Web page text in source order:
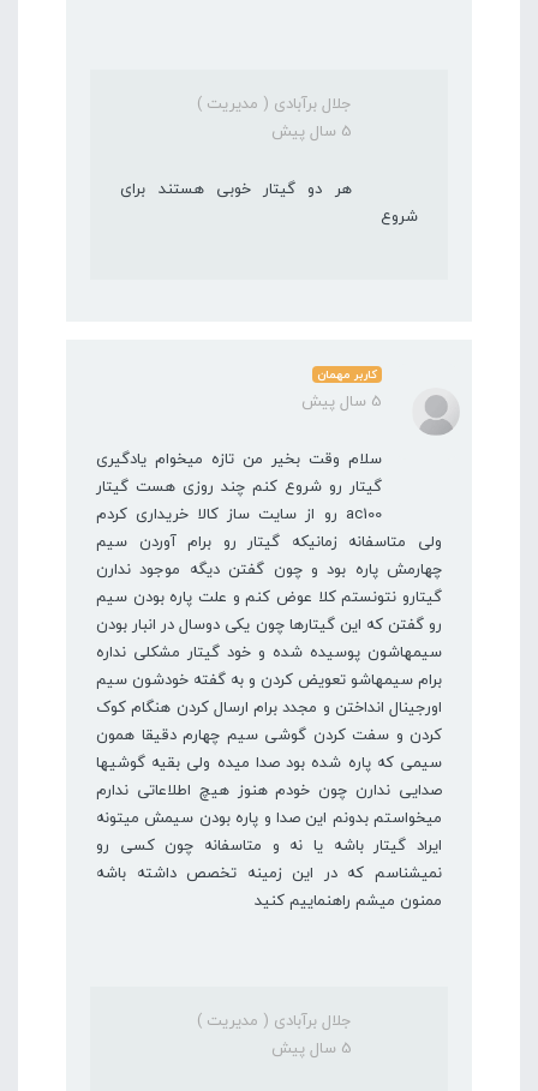
جلال برآبادی ( مدیریت )
5 سال پیش
هر دو گیتار خوبی هستند برای
شروع
کاربر مهمان
5 سال پیش
سلام وقت بخیر من تازه میخوام یادگیری
گیتار رو شروع کنم چند روزی هست گیتار
ac100 رو از سایت ساز کالا خریداری کردم
ولی متاسفانه زمانیکه گیتار رو برام آوردن سیم
چهارمش پاره بود و چون گفتن دیگه موجود ندارن
گیتارو نتونستم کلا عوض کنم و علت پاره بودن سیم
رو گفتن که این گیتارها چون یکی دوسال در انبار بودن
سیمهاشون پوسیده شده و خود گیتار مشکلی نداره
برام سیمهاشو تعویض کردن و به گفته خودشون سیم
اورجینال انداختن و مجدد برام ارسال کردن هنگام کوک
کردن و سفت کردن گوشی سیم چهارم دقیقا همون
سیمی که پاره شده بود صدا میده ولی بقیه گوشیها
صدایی ندارن چون خودم هنوز هیچ اطلاعاتی ندارم
میخواستم بدونم این صدا و پاره بودن سیمش میتونه
ایراد گیتار باشه یا نه و متاسفانه چون کسی رو
نمیشناسم که در این زمینه تخصص داشته باشه
ممنون میشم راهنماییم کنید
جلال برآبادی ( مدیریت )
5 سال پیش